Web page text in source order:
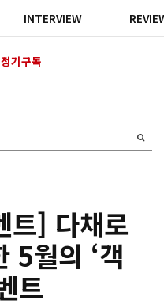
정기구독
INTERVIEW
트] 다채로
5월의 ‘객
트